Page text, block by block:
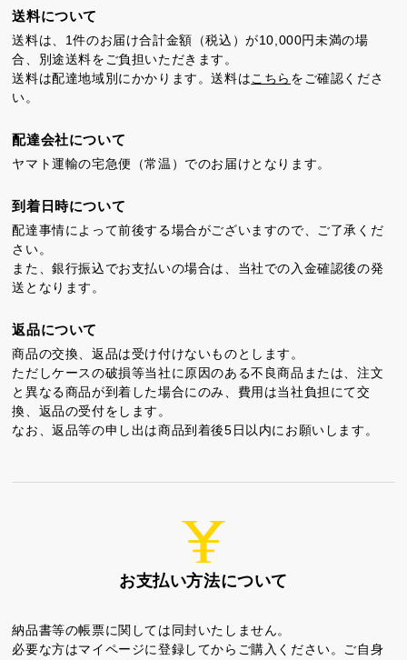
特製ハニーカステラ極
ステラ
カステラ巻・三笠山
カステラ巻 三笠山どら焼き チョコテイリア
カステラ巻・三笠山
静岡銘菓
送料について
送料は、1件のお届け合計金額（税込）が10,000円未満の場
合、別途送料をご負担いただきます。
送料は配達地域別にかかります。送料はこちら をご確認くださ
い。
配達会社について
ヤマト運輸の宅急便（常温）でのお届けとなります。
到着日時について
配達事情によって前後する場合がございますので、ご了承くだ
さい。
また、銀行振込でお支払いの場合は、当社での入金確認後の発
送となります。
返品について
商品の交換、返品は受け付けないものとします。
ただしケースの破損等当社に原因のある不良商品または、注文
と異なる商品が到着した場合にのみ、費用は当社負担にて交
換、返品の受付をします。
なお、返品等の申し出は商品到着後5日以内にお願いします。
お支払い方法について
納品書等の帳票に関しては同封いたしません。
必要な方はマイページに登録してからご購入ください。ご自身